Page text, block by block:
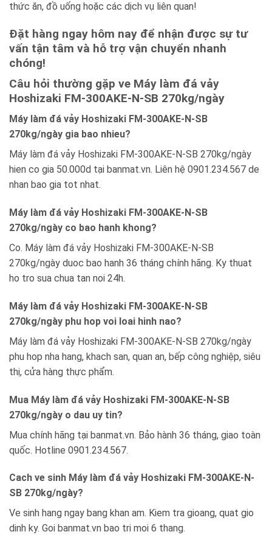
thức ăn, đồ uống hoặc các dịch vụ liên quan!
Đặt hàng ngay hôm nay để nhận được sự tư
vấn tận tâm và hỗ trợ vận chuyển nhanh
chóng!
Câu hỏi thường gặp ve Máy làm đá vảy
Hoshizaki FM-300AKE-N-SB 270kg/ngày
Máy làm đá vảy Hoshizaki FM-300AKE-N-SB
270kg/ngày gia bao nhieu?
Máy làm đá vảy Hoshizaki FM-300AKE-N-SB 270kg/ngày
hien co gia 50.000d tại banmat.vn. Liên hệ 0901.234.567 de
nhan bao gia tot nhat.
Máy làm đá vảy Hoshizaki FM-300AKE-N-SB
270kg/ngày co bao hanh khong?
Co. Máy làm đá vảy Hoshizaki FM-300AKE-N-SB
270kg/ngày duoc bao hanh 36 tháng chính hãng. Ky thuat
ho tro sua chua tan noi 24h.
Máy làm đá vảy Hoshizaki FM-300AKE-N-SB
270kg/ngày phu hop voi loai hinh nao?
Máy làm đá vảy Hoshizaki FM-300AKE-N-SB 270kg/ngày
phu hop nha hang, khach san, quan an, bếp công nghiệp, siêu
thị, cửa hàng thực phẩm.
Mua Máy làm đá vảy Hoshizaki FM-300AKE-N-SB
270kg/ngày o dau uy tin?
Mua chính hãng tại banmat.vn. Bảo hành 36 tháng, giao toàn
quốc. Hotline 0901.234.567.
Cach ve sinh Máy làm đá vảy Hoshizaki FM-300AKE-N-
SB 270kg/ngày?
Ve sinh hang ngay bang khan am. Kiem tra gioang, quat gio
dinh ky. Goi banmat.vn bao tri moi 6 thang.